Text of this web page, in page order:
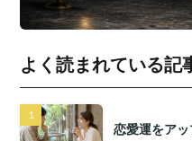
よく読まれている記
恋愛運をア